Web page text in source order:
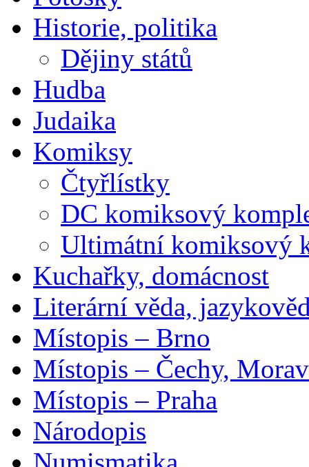
Historie, politika
Dějiny států
Hudba
Judaika
Komiksy
Čtyřlístky
DC komiksový
Ultimátní komiksový
Kuchařky, domácnost
Literární věda,
Místopis – Brno
Místopis – Čechy,
Místopis – Praha
Národopis